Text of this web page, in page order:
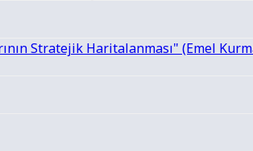
Stratejik Haritalanması" (Emel